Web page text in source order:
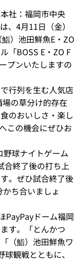
社：福岡市中央
4月11日（金）
）池田鮮魚E・ZO
「BOSS E・ZO F
プンいたしますの
行列を生む人気店
場の草分け的存在
のおいしさ・楽し
この機会にぜひお
野球ナイトゲーム
合終了後の打ち上
。ぜひ試合終了後
ち合いましょ
PayPayドーム福岡
す。「とんかつ
（鮨）池田鮮魚ワ
観戦とともに、